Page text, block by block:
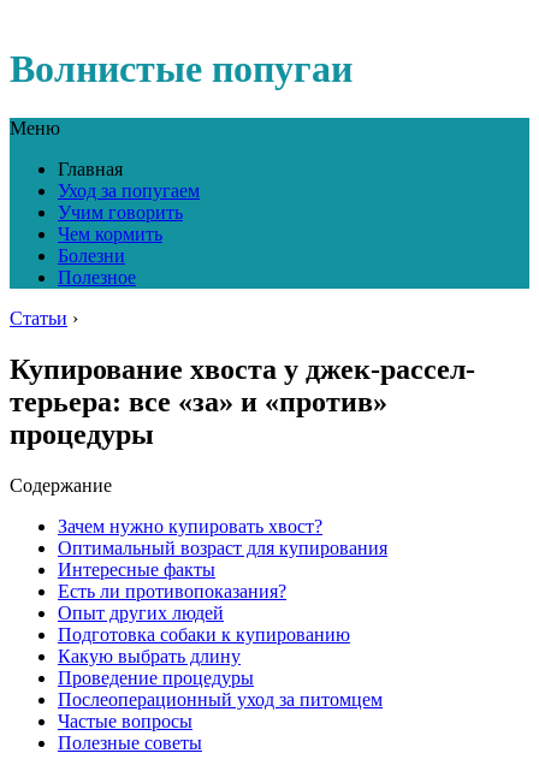
Волнистые попугаи
Меню
Главная
Уход за попугаем
Учим говорить
Чем кормить
Болезни
Полезное
Статьи ›
Купирование хвоста у джек-рассел-
терьера: все «за» и «против»
процедуры
Содержание
Зачем нужно купировать хвост?
Оптимальный возраст для купирования
Интересные факты
Есть ли противопоказания?
Опыт других людей
Подготовка собаки к купированию
Какую выбрать длину
Проведение процедуры
Послеоперационный уход за питомцем
Частые вопросы
Полезные советы